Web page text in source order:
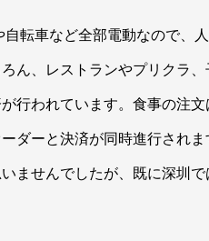
転車など全部電動なので、
ん、レストランやプリクラ
行われています。食事の注
ダーと決済が同時進行され
ませんでしたが、既に深圳